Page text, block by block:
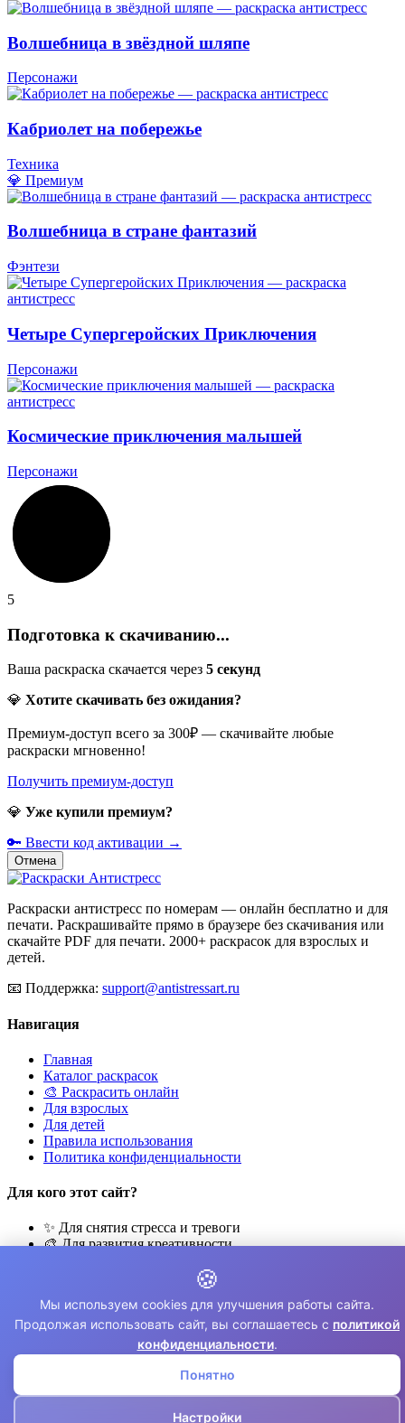
Волшебница в звёздной шляпе
Персонажи
Кабриолет на побережье
Техника
💎 Премиум
Волшебница в стране фантазий
Фэнтези
Четыре Супергеройских Приключения
Персонажи
Космические приключения малышей
Персонажи
5
Подготовка к скачиванию...
Ваша раскраска скачается через 5 секунд
💎 Хотите скачивать без ожидания?
Премиум-доступ всего за 300₽ — скачивайте любые
раскраски мгновенно!
Получить премиум-доступ
💎 Уже купили премиум?
🔑 Ввести код активации →
Отмена
Раскраски антистресс по номерам — онлайн бесплатно и для
печати. Раскрашивайте прямо в браузере без скачивания или
скачайте PDF для печати. 2000+ раскрасок для взрослых и
детей.
📧 Поддержка: support@antistressart.ru
Навигация
Главная
Каталог раскрасок
🎨 Раскрасить онлайн
Для взрослых
Для детей
Правила использования
Политика конфиденциальности
Для кого этот сайт?
✨ Для снятия стресса и тревоги
🎨 Для развития креативности
👨‍👩‍👧‍👦 Для семейного досуга
© 2026 Раскраски Антистресс. Все права защищены.
⚠️ Все раскраски для личного использования. Коммерческое
использование запрещено.
🍪
Мы используем cookies для улучшения работы сайта.
Продолжая использовать сайт, вы соглашаетесь с политикой
конфиденциальности.
Понятно
Настройки